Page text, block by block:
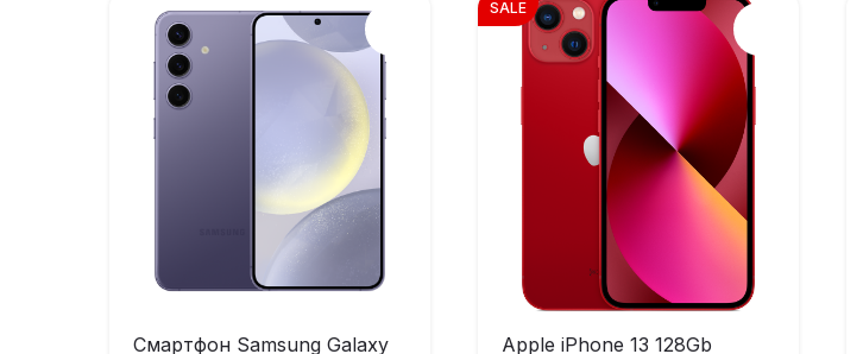
Смартфон Samsung Galaxy
SALE
Apple iPhone 13 128Gb